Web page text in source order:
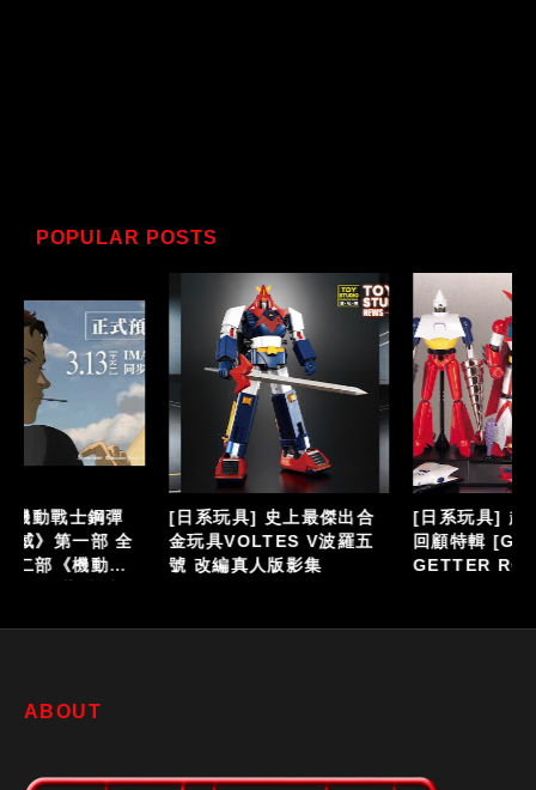
POPULAR POSTS
[日系玩具] 史上最傑出合
金玩具VOLTES V波羅五
號 改編真人版影集
[日系玩具] 超合金魂 總力
回顧特輯 [GX-06]
GETTER ROBO《蓋特機
ABOUT